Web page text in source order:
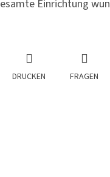
Einrichtung
DRUCKEN FRAGEN